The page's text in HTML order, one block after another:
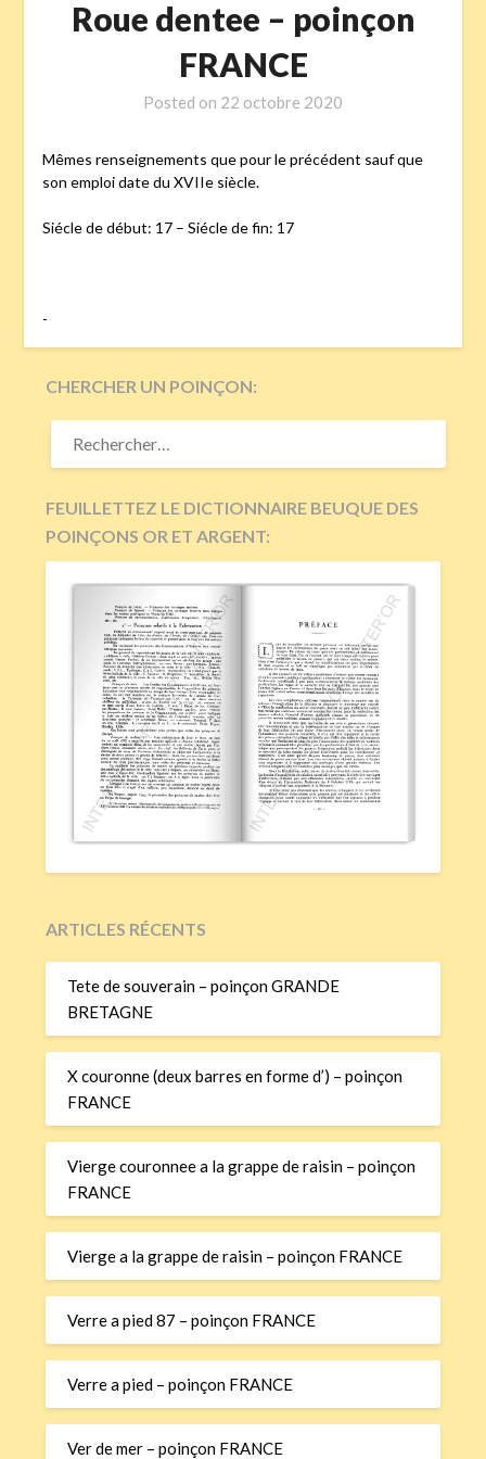
Roue dentee – poinçon
FRANCE
Posted on 22 octobre 2020
Mêmes renseignements que pour le précédent sauf que
son emploi date du XVIIe siècle.
Siécle de début: 17 – Siécle de fin: 17
-
CHERCHER UN POINÇON:
RECHERCHER :
FEUILLETTEZ LE DICTIONNAIRE BEUQUE DES
POINÇONS OR ET ARGENT:
ARTICLES RÉCENTS
Tete de souverain – poinçon GRANDE
BRETAGNE
X couronne (deux barres en forme d’) – poinçon
FRANCE
Vierge couronnee a la grappe de raisin – poinçon
FRANCE
Vierge a la grappe de raisin – poinçon FRANCE
Verre a pied 87 – poinçon FRANCE
Verre a pied – poinçon FRANCE
Ver de mer – poinçon FRANCE